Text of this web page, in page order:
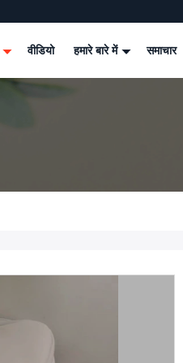
वीडियो हमारे बारे में समाचार